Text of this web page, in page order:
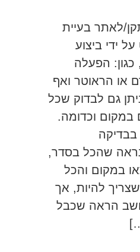
לאתר בעיית
ידי ביצוע
כגון: הפעלה
או הראוטר ואף
גם לבדוק שכל
במקום וכדומה.
בבדיקה
שהכל בסדר,
במקום והכל
להיות, אך
הראה שכבל